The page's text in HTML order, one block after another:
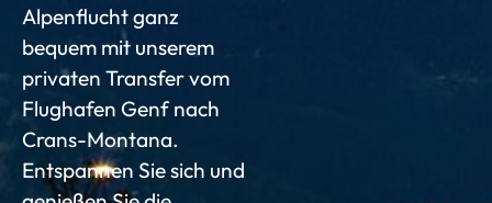
Alpenflucht ganz
bequem mit unserem
privaten Transfer vom
Flughafen Genf nach
Crans-Montana.
Entspannen Sie sich und